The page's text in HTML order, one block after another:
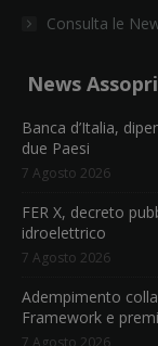
Consulta le
News
Banca d’Italia,
due Paesi
7 Agosto 2026
FER X, decreto
idroelettrico
7 Agosto 2026
Adempimento
Framework e premi
7 Agosto 2026